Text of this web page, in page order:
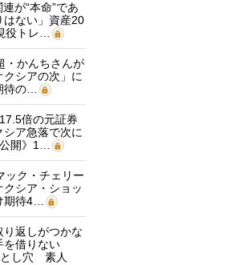
連が“本命”であ
はない」資産20
役トレ…
・かんちさんが
シアの次」に
待の…
倍の元証券
ア急落で次に
開》1…
ック・チェリー
シア・ショッ
期待4…
り返しがつかな
を借りない
とし穴 素人